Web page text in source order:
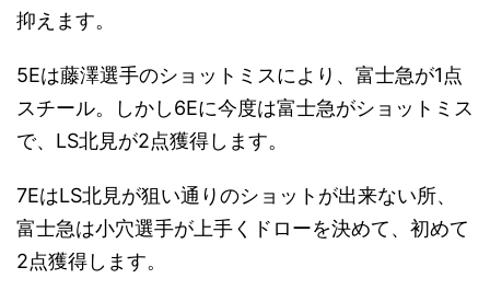
抑えます。
5Eは藤澤選手のショットミスにより、富士急が1点
スチール。しかし6Eに今度は富士急がショットミス
で、LS北見が2点獲得します。
7EはLS北見が狙い通りのショットが出来ない所、
富士急は小穴選手が上手くドローを決めて、初めて
2点獲得します。